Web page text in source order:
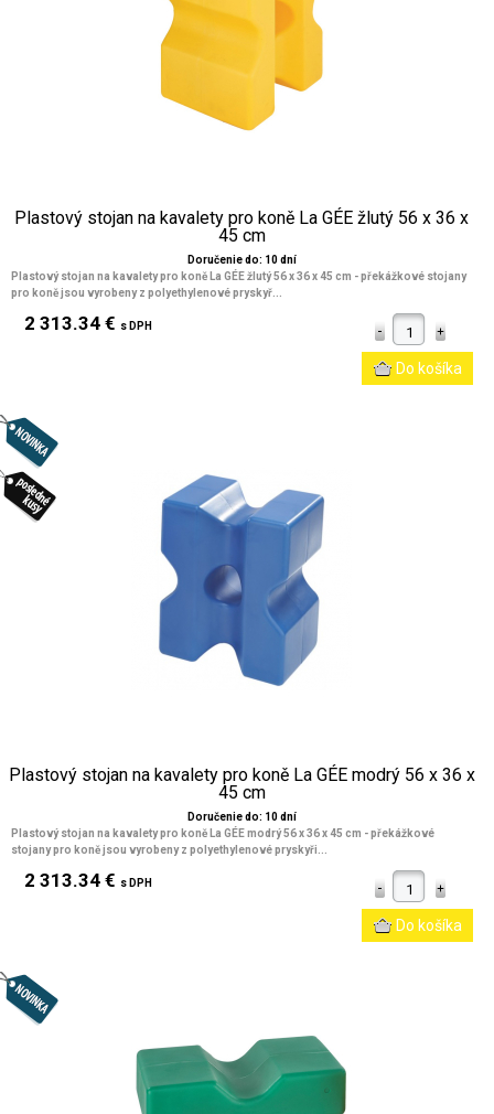
Plastový stojan na kavalety pro koně La GÉE žlutý 56 x 36 x
45 cm
Doručenie do: 10 dní
Plastový stojan na kavalety pro koně La GÉE žlutý 56 x 36 x 45 cm - překážkové stojany
pro koně jsou vyrobeny z polyethylenové pryskyř...
2 313.34 € s DPH
Plastový stojan na kavalety pro koně La GÉE modrý 56 x 36 x
45 cm
Doručenie do: 10 dní
Plastový stojan na kavalety pro koně La GÉE modrý 56 x 36 x 45 cm - překážkové
stojany pro koně jsou vyrobeny z polyethylenové pryskyři...
2 313.34 € s DPH